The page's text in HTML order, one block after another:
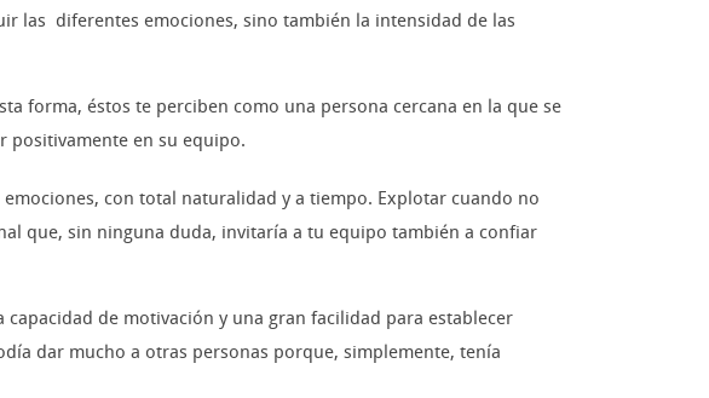
las diferentes emociones, sino también la intensidad de las
forma, éstos te perciben como una persona cercana en la que se
positivamente en su equipo.
con total naturalidad y a tiempo. Explotar cuando no
que, sin ninguna duda, invitaría a tu equipo también a confiar
de motivación y una gran facilidad para establecer
dar mucho a otras personas porque, simplemente, tenía